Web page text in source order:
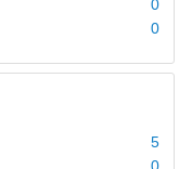
0
0
5